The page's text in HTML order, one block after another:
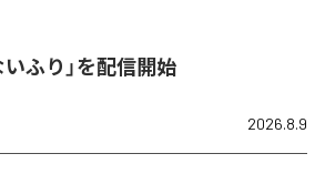
ふり」を配信開始
2026.8.9